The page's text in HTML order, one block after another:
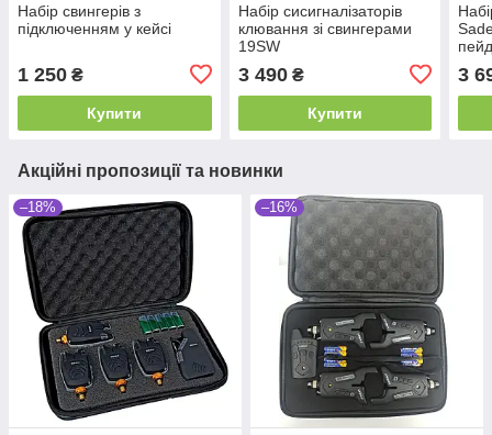
Набір свингерів з
підключенням у кейсі
1 250 ₴
Купити
Набір сисигналізаторів
клювання зі свингерами
19SW
3 490₴
Купити
3
Акційні пропозиції та новинки
–18% –16%